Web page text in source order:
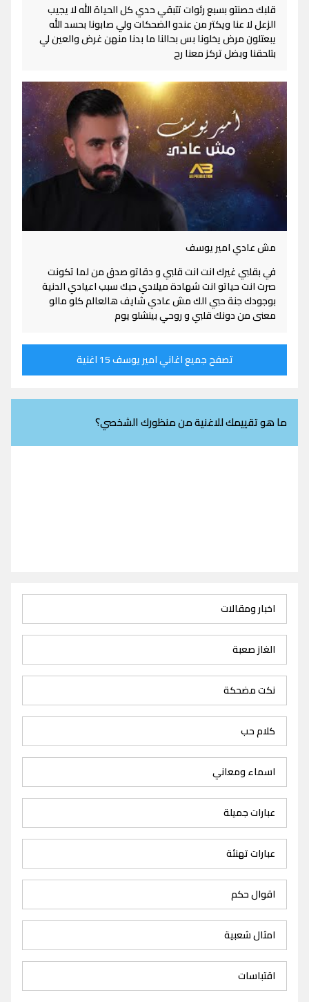
قلبك حصنتو بسبع رئوات تتبقي حدي كل الحياة الله لا يجيب
الزعل لا عنا ويكتر من عندو الضحكات ولي صابونا بحسد الله
يبعتلون مرض يخلونا بس بحالنا ما بدنا منهن غرض والعين لي
بتلحقنا وبضل تركز معنا رح
مش عادي امير يوسف
في بقلبي غيرك انت انت قلبي و دقاتو صدق من لما تكونت
صرت انت حياتو انت شهادة ميلادي حبك سبب اعيادي الدنية
بوجودك جنة حبي الك مش عادي شايف هالعالم كلو مالو
معنى من دونك قلبي و روحي بينشلو يوم
تصفح جميع اغاني امير يوسف 15 اغنية
ما هو تقييمك للاغنية من منظورك الشخصي؟
اخبار ومقالات
الغاز صعبة
نكت مضحكة
كلام حب
اسماء ومعاني
عبارات جميلة
عبارات تهنئة
اقوال حكم
امثال شعبية
اقتباسات